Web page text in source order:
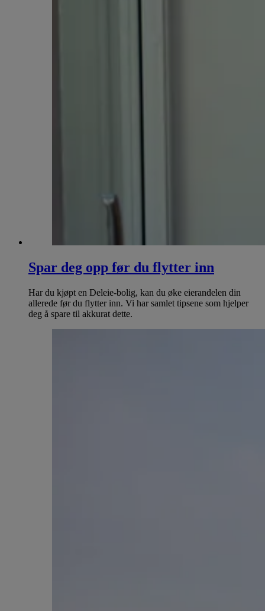
Spar deg opp før du flytter inn
Har du kjøpt en Deleie-bolig, kan du øke eierandelen din
allerede før du flytter inn. Vi har samlet tipsene som hjelper
deg å spare til akkurat dette.